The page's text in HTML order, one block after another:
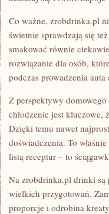
Co ważne, zrobdrinka.pl
świetnie sprawdzają się
smakować równie
rozwiązanie dla osób,
podczas prowadzenia
Z perspektywy
chłodzenie jest
Dzięki temu nawet
doświadczenia. To
listą receptur – to
Na zrobdrinka.pl drinki są
wielkich przygotowań.
proporcje i odrobina